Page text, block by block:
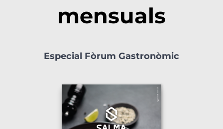
mensuals
Especial Fòrum Gastronòmic